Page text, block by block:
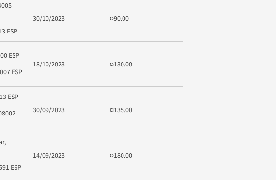
ESP
30/10/2023 ¤90.00
ESP
ESP
18/10/2023 ¤130.00
ESP
30/09/2023 ¤135.00
ESP
14/09/2023 ¤180.00